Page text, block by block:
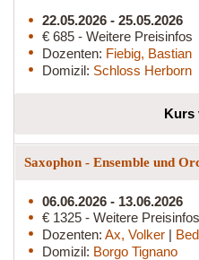
22.05.2026 - 25.05.2026
€ 685 - Weitere Preisinfos
Dozenten: Fiebig, Bastian
Domizil: Schloss Herborn
Kurs
Saxophon - Ensemble und
06.06.2026 - 13.06.2026
€ 1325 - Weitere Preisinfos
Dozenten: Ax, Volker |
Domizil: Borgo Tignano